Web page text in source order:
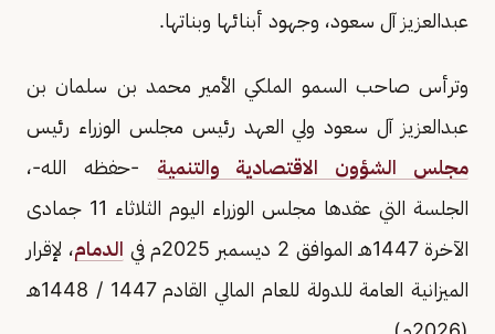
عبدالعزيز آل سعود، وجهود أبنائها وبناتها.
وترأس صاحب السمو الملكي الأمير محمد بن سلمان بن
عبدالعزيز آل سعود ولي العهد رئيس مجلس الوزراء رئيس
مجلس الشؤون الاقتصادية والتنمية -حفظه الله-،
الجلسة التي عقدها مجلس الوزراء اليوم الثلاثاء 11 جمادى
الآخرة 1447هـ الموافق 2 ديسمبر 2025م في
الدمام، لإقرار
الميزانية العامة للدولة للعام المالي القادم 1447 / 1448هـ